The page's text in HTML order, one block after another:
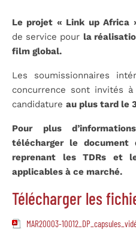
Le projet « Link up Africa
de service pour la
film global.
Les soumissionnaires
concurrence sont invités
candidature au plus tard le
Pour plus
télécharger le document
reprenant les TDRs et
applicables à ce marché.
Télécharger les
MAR20003-